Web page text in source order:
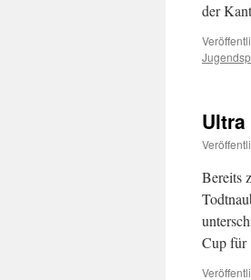
der
Ultra
Bereits
Cup